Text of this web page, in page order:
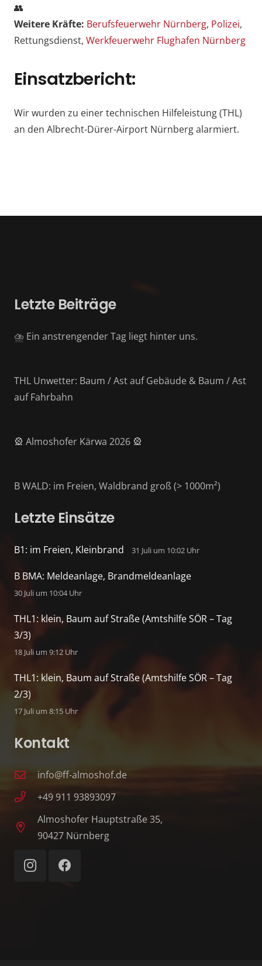
👥
Weitere Kräfte: Berufsfeuerwehr Nürnberg, Polizei,
Rettungsdienst, Werkfeuerwehr Flughafen Nürnberg
Einsatzbericht:
Wir wurden zu einer technischen Hilfeleistung (THL)
an den Albrecht-Dürer-Airport Nürnberg alarmiert.
Letzte Beiträge
⛈️ Ein anstrengender Tag liegt hinter uns.
THL Unwetter: Baum / Ast auf Gebäude & Baum / Ast
auf Fahrbahn
🎡 Almoshofer Kärwa 2026 🎡
B WALD: im Freien, Waldbrand groß (> 1000m²)
Letzte Einsätze
B1: im Freien, Kleinbrand 31 Juli um 10:02 Uhr
B BMA: Meldeanlage, Brandmeldeanlage
30 Juli um 10:04 Uhr
THL1: klein, Baum auf Straße (Amtshilfe SÖR – Tag
3/3)
18 Juli um 9:12 Uhr
THL1: klein, Baum auf Straße (Amtshilfe SÖR – Tag
2/3)
17 Juli um 8:15 Uhr
Kontakt
info@ff-almoshof.de
+49 911 93893097
Almoshofer Hauptstraße 35,
90427 Nürnberg